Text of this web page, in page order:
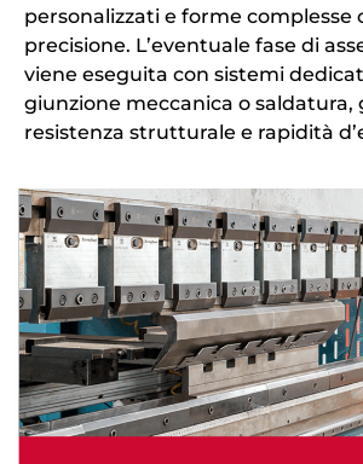
personalizzati e forme complesse
precisione. L’eventuale fase di
viene eseguita con sistemi
giunzione meccanica o saldatura,
resistenza strutturale e rapidità